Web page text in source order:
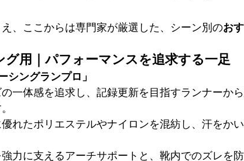
、ここからは専門家が厳選した、シーン別のお
グ用｜パフォーマンスを追求する一足
ングランプロ」
の一体感を追求し、記録更新を目指すランナーか
れたポリエステルやナイロンを混紡し、汗をか
強力に支えるアーチサポートと、靴内でのズレを